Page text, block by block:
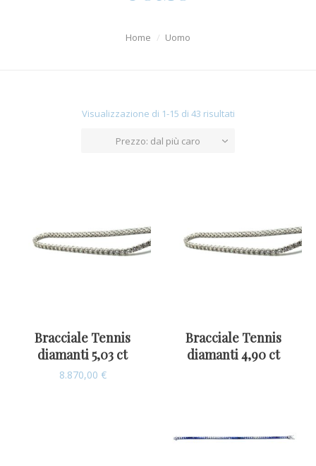
Uomo
Offerte
Home Uomo
Visualizzazione di 1-15 di 43 risultati
Prezzo: dal più caro
Bracciale Tennis
diamanti 5,03 ct
8.870,00 €
Bracciale Tennis
diamanti 4,90 ct